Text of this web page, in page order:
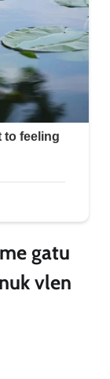
gatu
vlen